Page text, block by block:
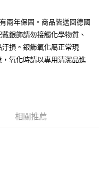
費
兩年保固。商品皆送回德國
銀飾請勿接觸化學物質、
損。銀飾氧化屬正常現
氧化時請以專用清潔品進
相關推薦